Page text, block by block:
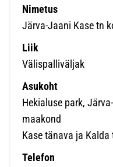
Nimetus
Järva-Jaani Kase tn
Liik
Välispalliväljak
Asukoht
Hekialuse park,
maakond
Kase tänava ja Kalda
Telefon